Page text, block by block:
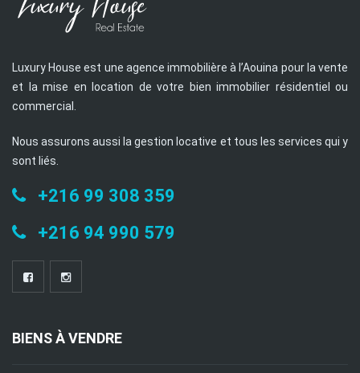
Luxury House est une agence immobilière à l’Aouina pour la vente
et la mise en location de votre bien immobilier résidentiel ou
commercial.
Nous assurons aussi la gestion locative et tous les services qui y
sont liés.
+216 99 308 359
+216 94 990 579
BIENS À VENDRE